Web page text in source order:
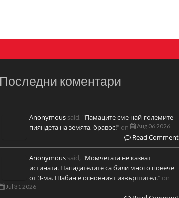
Последни коментари
Anonymous said, "Памаците сме най-големите
пияндета на земята, бравос!" on Aug 06 2026
Read Comment
Anonymous said, "Момчетата не казват
истината. Нападателите са били много повече
от 3-ма. Шабан е основният извършител." on
Jul 31 2026